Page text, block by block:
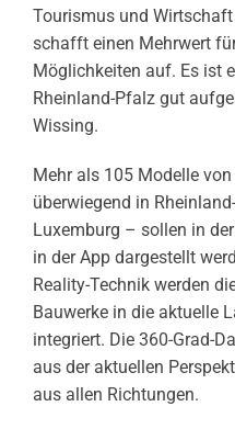
Tourismus und
schafft einen Mehrwert
Möglichkeiten auf. Es ist
Rheinland-Pfalz gut
Wissing.
Mehr als 105 Modelle
überwiegend in
Luxemburg – sollen in
in der App dargestellt
Reality-Technik werden
Bauwerke in die aktuelle
integriert. Die 360-Grad-
aus der aktuellen
aus allen Richtungen.